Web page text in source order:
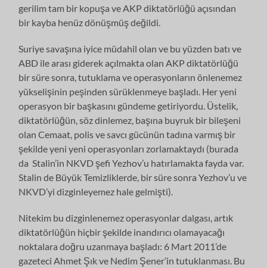
gerilim tam bir kopuşa ve AKP diktatörlüğü açısından
bir kayba henüz dönüşmüş değildi.
Suriye savaşına iyice müdahil olan ve bu yüzden batı ve
ABD ile arası giderek açılmakta olan AKP diktatörlüğü
bir süre sonra, tutuklama ve operasyonların önlenemez
yükselişinin peşinden sürüklenmeye başladı. Her yeni
operasyon bir başkasını gündeme getiriyordu. Üstelik,
diktatörlüğün, söz dinlemez, başına buyruk bir bileşeni
olan Cemaat, polis ve savcı gücünün tadına varmış bir
şekilde yeni yeni operasyonları zorlamaktaydı (burada
da Stalin’in NKVD şefi Yezhov’u hatırlamakta fayda var.
Stalin de Büyük Temizliklerde, bir süre sonra Yezhov’u ve
NKVD’yi dizginleyemez hale gelmişti).
Nitekim bu dizginlenemez operasyonlar dalgası, artık
diktatörlüğün hiçbir şekilde inandırıcı olamayacağı
noktalara doğru uzanmaya başladı: 6 Mart 2011’de
gazeteci Ahmet Şık ve Nedim Şener’in tutuklanması. Bu